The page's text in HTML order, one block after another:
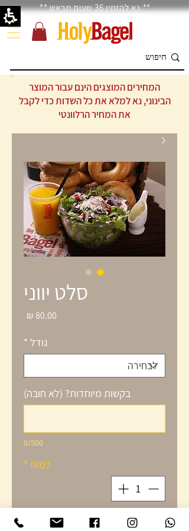
** נא להזמין 36 שעות מראש **
המחירים המוצגים הינם עבור המוצר
הבינוני, נא למלא את כל השדות כדי לקבל
את המחיר הרלוונטי
סלט יווני
גודל *
בקשות מיוחדות? (לא חובה)
0/500
כמות *
הוספה לסל